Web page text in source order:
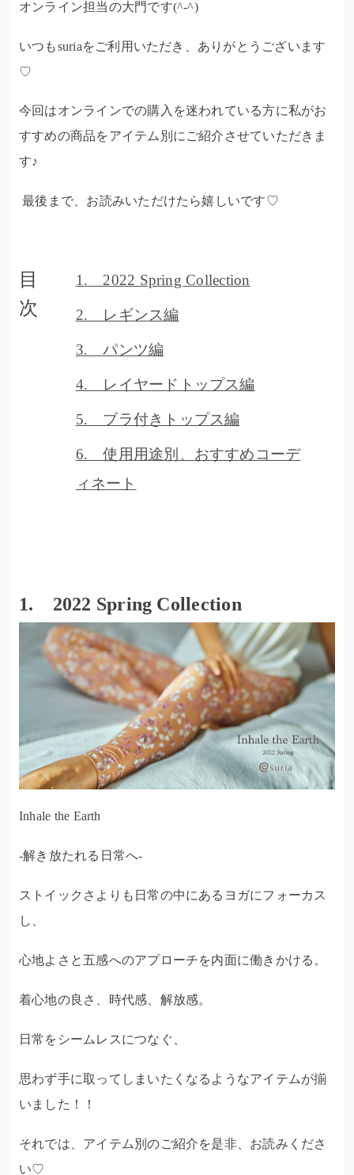
オンライン担当の大門です(^-^)
いつもsuriaをご利用いただき、ありがとうございます
♡
今回はオンラインでの購入を迷われている方に私がお
すすめの商品をアイテム別にご紹介させていただきま
す♪
最後まで、お読みいただけたら嬉しいです♡
目
次
1. 2022 Spring Collection
2. レギンス編
3. パンツ編
4. レイヤードトップス編
5. ブラ付きトップス編
6. 使用用途別、おすすめコーデ
ィネート
1. 2022 Spring Collection
Inhale the Earth
-解き放たれる日常へ-
ストイックさよりも日常の中にあるヨガにフォーカス
し、
心地よさと五感へのアプローチを内面に働きかける。
着心地の良さ、時代感、解放感。
日常をシームレスにつなぐ、
思わず手に取ってしまいたくなるようなアイテムが揃
いました！！
それでは、アイテム別のご紹介を是非、お読みくださ
い♡